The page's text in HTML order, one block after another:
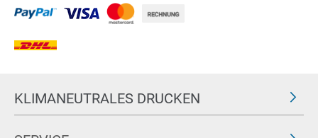
KLIMANEUTRALES DRUCKEN